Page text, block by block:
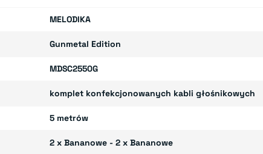
MELODIKA
Gunmetal Edition
MDSC2550G
komplet konfekcjonowanych kabli głośnikowych
5 metrów
2 x Bananowe - 2 x Bananowe